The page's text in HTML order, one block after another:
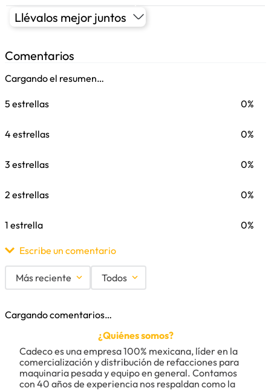
Llévalos mejor juntos
Comentarios
Cargando el resumen…
5 estrellas 0%
4 estrellas 0%
3 estrellas 0%
2 estrellas 0%
1 estrella 0%
Escribe un comentario
Califica el producto de 1 a 5 estrellas
Más reciente Todos
Cargando comentarios…
¿Quiénes somos?
Cadeco es una empresa 100% mexicana, líder en la
comercialización y distribución de refacciones para
maquinaria pesada y equipo en general. Contamos
con 40 años de experiencia nos respaldan como la